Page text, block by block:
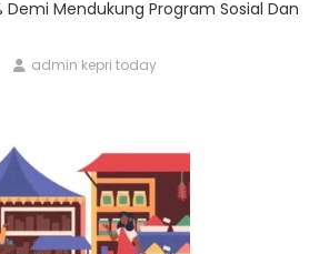
Demi Mendukung Program Sosial Dan
admin kepri today